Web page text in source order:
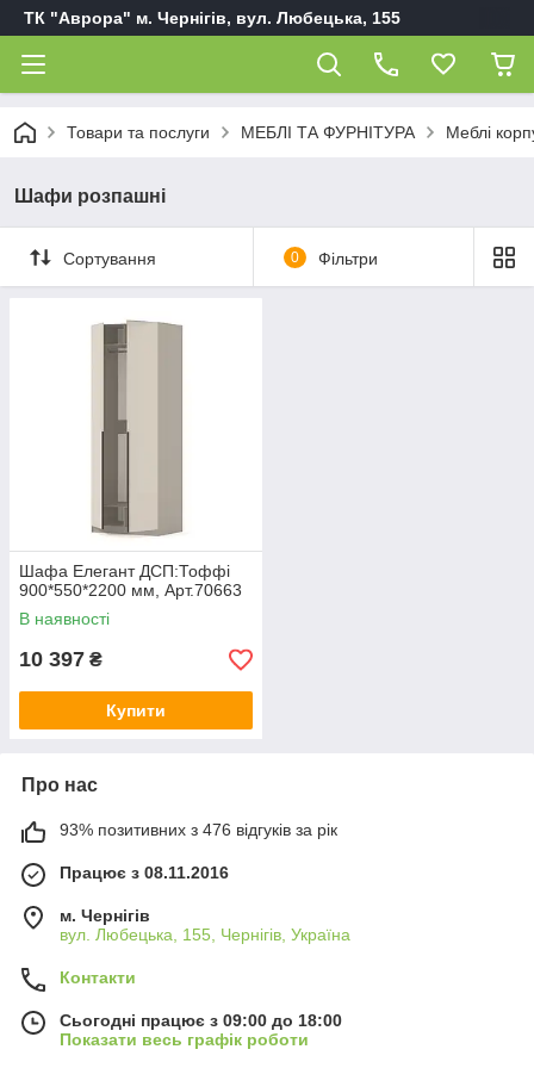
ТК "Аврора" м. Чернігів, вул. Любецька, 155
Товари та послуги МЕБЛІ ТА ФУРНІТУРА Меблі
Шафи розпашні
Сортування 0 Фільтри
Шафа Елегант ДСП:Тоффі
900*550*2200 мм, Арт.70663
В наявності
10 397 ₴
Купити
Про нас
93% позитивних з 476 відгуків за рік
Працює з 08.11.2016
м. Чернігів
вул. Любецька, 155, Чернігів, Україна
Контакти
Сьогодні працює з 09:00 до 18:00
Показати весь графік роботи